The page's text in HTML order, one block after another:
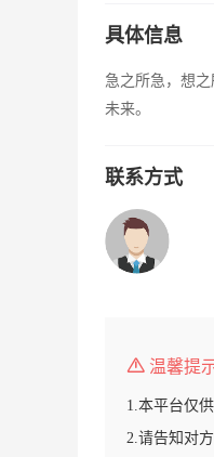
具体信息
急之所急，想
未来。
联系方式
温馨提
1.本平台仅
2.请告知对